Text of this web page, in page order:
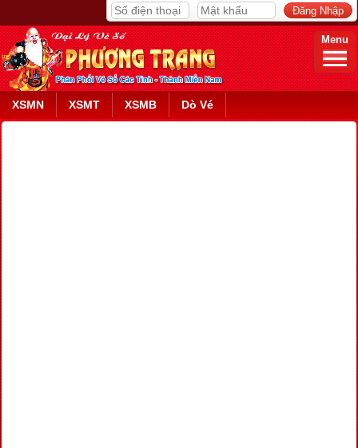
Menu
XSMN XSMT XSMB Dò Vé